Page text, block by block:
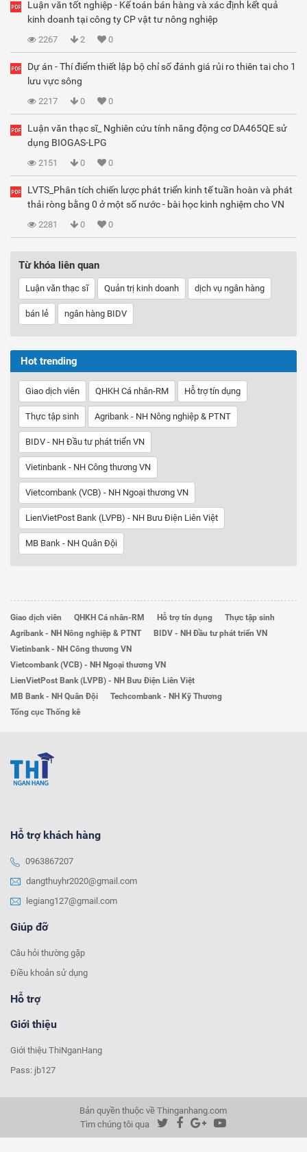
Luận văn tốt nghiệp - Kế toán bán hàng và xác định kết quả
kinh doanh tại công ty CP vật tư nông nghiệp
2267 2 0
Dự án - Thí điểm thiết lập bộ chỉ số đánh giá rủi ro thiên tai cho 1
lưu vực sông
2217 0 0
Luận văn thạc sĩ_ Nghiên cứu tính năng động cơ DA465QE sử
dụng BIOGAS-LPG
2151 0 0
LVTS_Phân tích chiến lược phát triển kinh tế tuần hoàn và phát
thải ròng bằng 0 ở một số nước - bài học kinh nghiệm cho VN
2281 0 0
Từ khóa liên quan
Luận văn thạc sĩ Quản trị kinh doanh dịch vụ ngân hàng
bán lẻ ngân hàng BIDV
Hot trending
Giao dịch viên QHKH Cá nhân-RM Hỗ trợ tín dụng
Thực tập sinh Agribank - NH Nông nghiệp & PTNT
BIDV - NH Đầu tư phát triển VN
Vietinbank - NH Công thương VN
Vietcombank (VCB) - NH Ngoại thương VN
LienVietPost Bank (LVPB) - NH Bưu Điện Liên Việt
MB Bank - NH Quân Đội
Giao dịch viên QHKH Cá nhân-RM Hỗ trợ tín dụng
Thực tập sinh
Agribank - NH Nông nghiệp & PTNT
BIDV - NH Đầu tư phát triển VN
Vietinbank - NH Công thương VN
Vietcombank (VCB) - NH Ngoại thương VN
LienVietPost Bank (LVPB) - NH Bưu Điện Liên Việt
MB Bank - NH Quân Đội
Techcombank - NH Kỹ Thương
Tổng cục Thống kê
Hỗ trợ khách hàng
0963867207
dangthuyhr2020@gmail.com
legiang127@gmail.com
Giúp đỡ
Câu hỏi thường gặp
Điều khoản sử dụng
Hỗ trợ
Giới thiệu
Giới thiệu ThiNganHang
Pass: jb127
Bản quyền thuộc về Thinganhang.com
Tìm chúng tôi qua